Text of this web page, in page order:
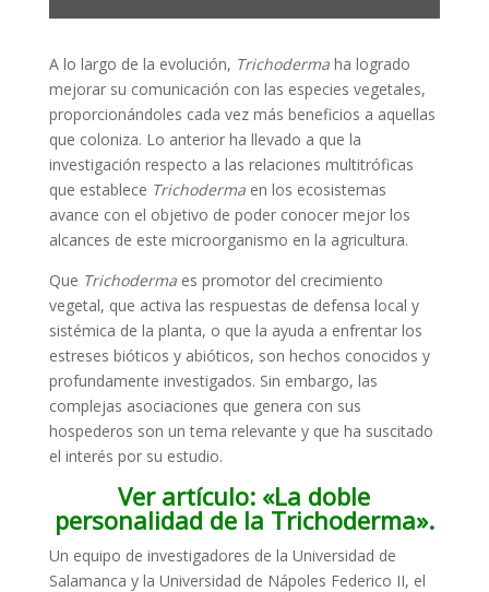
A lo largo de la evolución, Trichodermaha logrado
mejorar su comunicación con las especies vegetales,
proporcionándoles cada vez más beneficios a aquellas
que coloniza. Lo anterior ha llevado a que la
investigación respecto a las relaciones multitróficas
que establece Trichodermaen los ecosistemas
avance con el objetivo de poder conocer mejor los
alcances de este microorganismo en la agricultura.
Que Trichodermaes promotor del crecimiento
vegetal, que activa las respuestas de defensa local y
sistémica de la planta, o que la ayuda a enfrentar los
estreses bióticos y abióticos, son hechos conocidos y
profundamente investigados. Sin embargo, las
complejas asociaciones que genera con sus
hospederos son un tema relevante y que ha suscitado
el interés por su estudio.
Ver artículo: «La doble
personalidad de la Trichoderma».
Un equipo de investigadores de la Universidad de
Salamanca y la Universidad de Nápoles Federico II, el